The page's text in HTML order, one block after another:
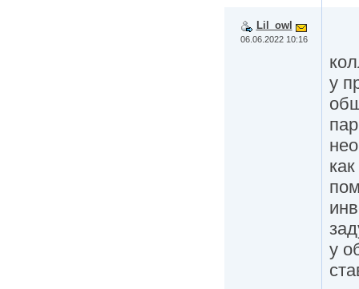
Lil_owl
06.06.2022 10:16
у
у